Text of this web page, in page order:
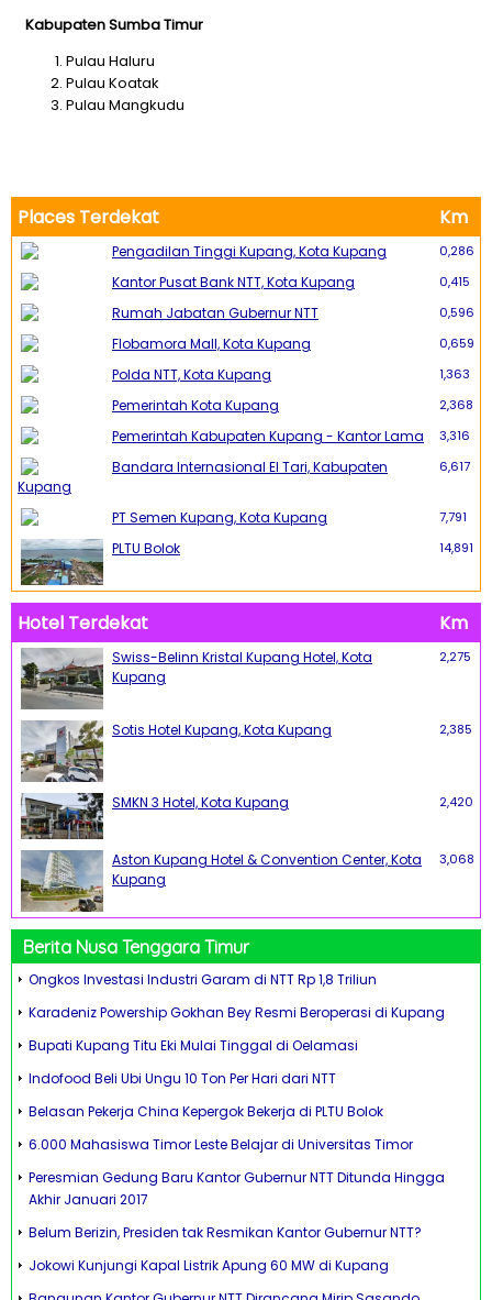
Kabupaten Sumba Timur
Pulau Haluru
Pulau Koatak
Pulau Mangkudu
Places Terdekat Km
Pengadilan Tinggi Kupang, Kota Kupang 0,286
Kantor Pusat Bank NTT, Kota Kupang 0,415
Rumah Jabatan Gubernur NTT 0,596
Flobamora Mall, Kota Kupang 0,659
Polda NTT, Kota Kupang 1,363
Pemerintah Kota Kupang 2,368
Pemerintah Kabupaten Kupang - Kantor Lama 3,316
Bandara Internasional El Tari, Kabupaten
Kupang
6,617
PT Semen Kupang, Kota Kupang 7,791
PLTU Bolok 14,891
Hotel Terdekat Km
Swiss-Belinn Kristal Kupang Hotel, Kota
Kupang
2,275
Sotis Hotel Kupang, Kota Kupang 2,385
SMKN 3 Hotel, Kota Kupang 2,420
Aston Kupang Hotel & Convention Center, Kota
Kupang
3,068
Berita Nusa Tenggara Timur
Ongkos Investasi Industri Garam di NTT Rp 1,8 Triliun
Karadeniz Powership Gokhan Bey Resmi Beroperasi di Kupang
Bupati Kupang Titu Eki Mulai Tinggal di Oelamasi
Indofood Beli Ubi Ungu 10 Ton Per Hari dari NTT
Belasan Pekerja China Kepergok Bekerja di PLTU Bolok
6.000 Mahasiswa Timor Leste Belajar di Universitas Timor
Peresmian Gedung Baru Kantor Gubernur NTT Ditunda Hingga
Akhir Januari 2017
Belum Berizin, Presiden tak Resmikan Kantor Gubernur NTT?
Jokowi Kunjungi Kapal Listrik Apung 60 MW di Kupang